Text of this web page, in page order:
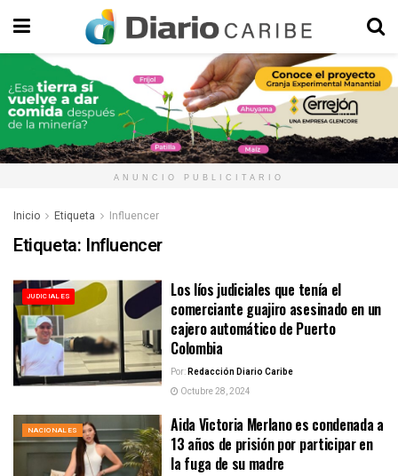
ANUNCIO PUBLICITARIO
Inicio Etiqueta Influencer
Etiqueta: Influencer
JUDICIALES
Los líos judiciales que tenía el
comerciante guajiro asesinado en un
cajero automático de Puerto
Colombia
Por:Redacción Diario Caribe
Octubre 28, 2024
NACIONALES
Aida Victoria Merlano es condenada a
13 años de prisión por participar en
la fuga de su madre